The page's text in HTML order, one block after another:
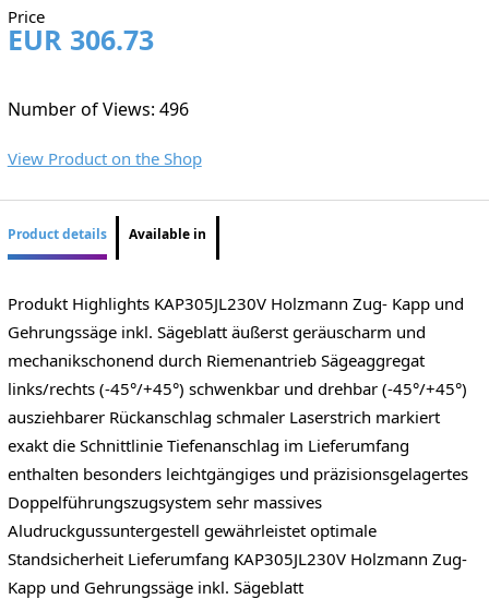
Price
EUR 306.73
Number of Views: 496
View Product on the Shop
Product details Available in
Produkt Highlights KAP305JL230V Holzmann Zug- Kapp und
Gehrungssäge inkl. Sägeblatt äußerst geräuscharm und
mechanikschonend durch Riemenantrieb Sägeaggregat
links/rechts (-45°/+45°) schwenkbar und drehbar (-45°/+45°)
ausziehbarer Rückanschlag schmaler Laserstrich markiert
exakt die Schnittlinie Tiefenanschlag im Lieferumfang
enthalten besonders leichtgängiges und präzisionsgelagertes
Doppelführungszugsystem sehr massives
Aludruckgussuntergestell gewährleistet optimale
Standsicherheit Lieferumfang KAP305JL230V Holzmann Zug-
Kapp und Gehrungssäge inkl. Sägeblatt